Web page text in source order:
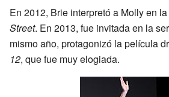
En 2012, Brie interpretó a Molly en
Street. En 2013, fue invitada en la
mismo año, protagonizó la película
12, que fue muy elogiada.